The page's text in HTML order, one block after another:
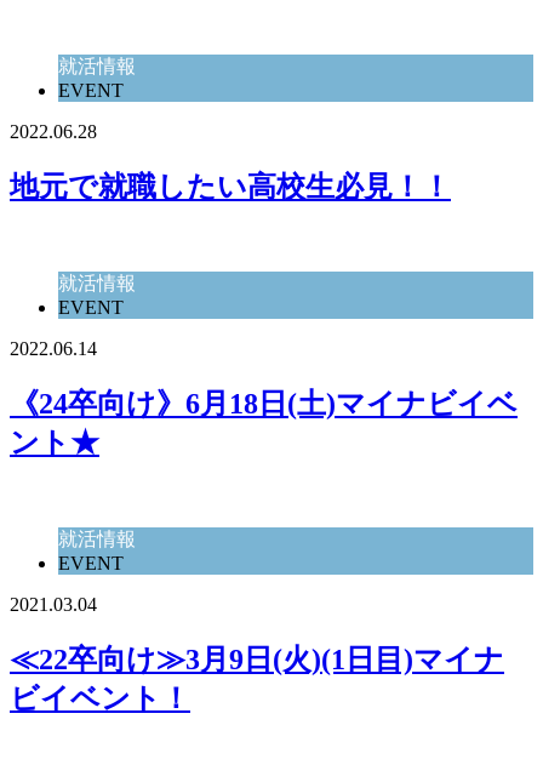
就活情報
EVENT
2022.06.28
地元で就職したい高校生必見！！
就活情報
EVENT
2022.06.14
《24卒向け》6月18日(土)マイナビイベ
ント★
就活情報
EVENT
2021.03.04
≪22卒向け≫3月9日(火)(1日目)マイナ
ビイベント！